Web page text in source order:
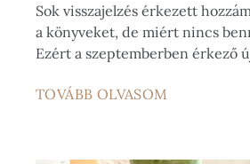
Sok visszajelzés érkezett
a könyveket, de miért nincs
Ezért a szeptemberben érkező
TOVÁBB OLVASOM